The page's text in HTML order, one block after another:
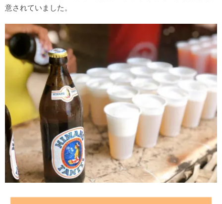
意されていました。